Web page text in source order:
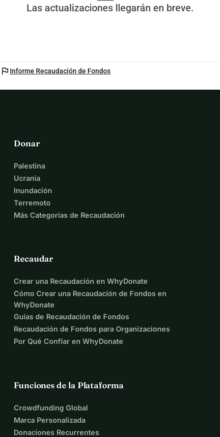
Las actualizaciones llegarán en breve.
flag Informe Recaudación de Fondos
Donar
Palestina
Ucrania
Inundación
Terremoto
Más Categorías de Recaudación
Recaudar
Crear una Recaudación en WhyDonate
Cómo Crear una Recaudación de Fondos en
WhyDonate
Guías de Recaudación de Fondos
Recaudación de Fondos para Organizaciones
Por Qué Confiar en WhyDonate
Funciones de la Plataforma
Crowdfunding Global
Marca Personalizada
Donaciones Recurrentes